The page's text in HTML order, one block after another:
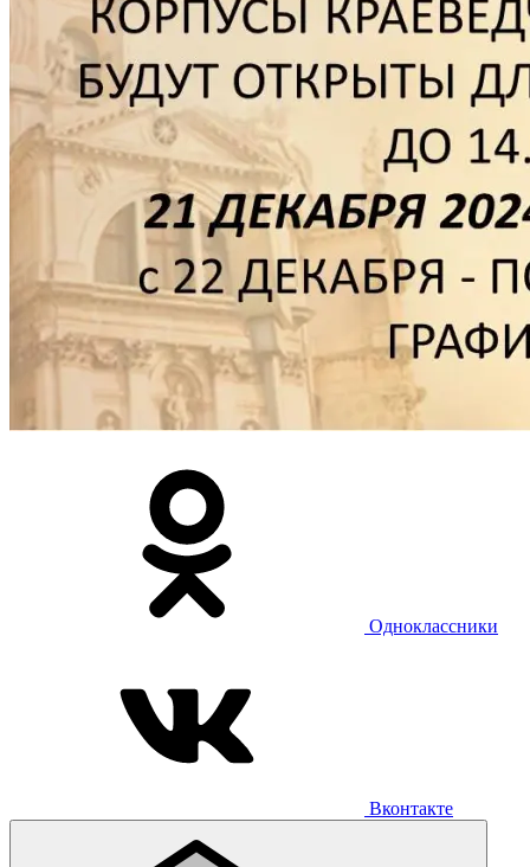
Одноклассники
Вконтакте